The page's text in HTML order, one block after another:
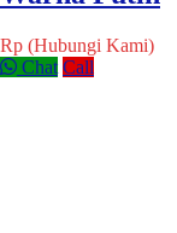
Rp (Hubungi Kami)
Chat Call